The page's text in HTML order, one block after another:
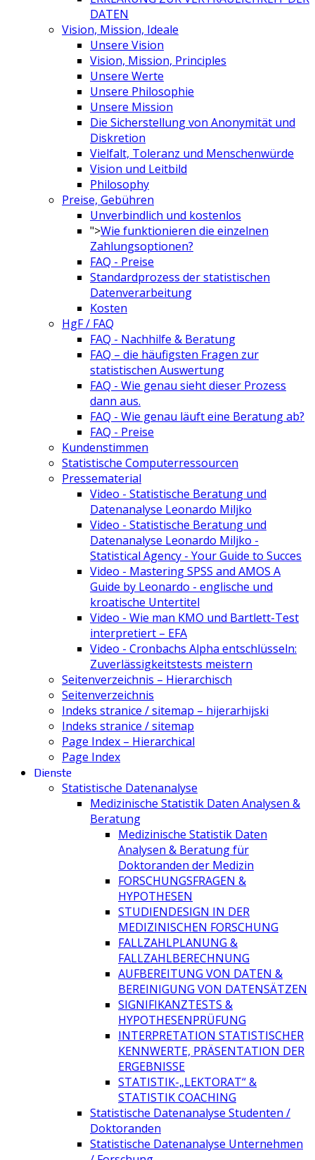
DATEN
Vision, Mission, Ideale
Unsere Vision
Vision, Mission, Principles
Unsere Werte
Unsere Philosophie
Unsere Mission
Die Sicherstellung von Anonymität und
Diskretion
Vielfalt, Toleranz und Menschenwürde
Vision und Leitbild
Philosophy
Preise, Gebühren
Unverbindlich und kostenlos
">Wie funktionieren die einzelnen
Zahlungsoptionen?
FAQ - Preise
Standardprozess der statistischen
Datenverarbeitung
Kosten
HgF / FAQ
FAQ - Nachhilfe & Beratung
FAQ – die häufigsten Fragen zur
statistischen Auswertung
FAQ - Wie genau sieht dieser Prozess
dann aus.
FAQ - Wie genau läuft eine Beratung ab?
FAQ - Preise
Kundenstimmen
Statistische Computerressourcen
Pressematerial
Video - Statistische Beratung und
Datenanalyse Leonardo Miljko
Video - Statistische Beratung und
Datenanalyse Leonardo Miljko -
Statistical Agency - Your Guide to Succes
Video - Mastering SPSS and AMOS A
Guide by Leonardo - englische und
kroatische Untertitel
Video - Wie man KMO und Bartlett-Test
interpretiert – EFA
Video - Cronbachs Alpha entschlüsseln:
Zuverlässigkeitstests meistern
Seitenverzeichnis – Hierarchisch
Seitenverzeichnis
Indeks stranice / sitemap – hijerarhijski
Indeks stranice / sitemap
Page Index – Hierarchical
Page Index
Dienste
Statistische Datenanalyse
Medizinische Statistik Daten Analysen &
Beratung
Medizinische Statistik Daten
Analysen & Beratung für
Doktoranden der Medizin
FORSCHUNGSFRAGEN &
HYPOTHESEN
STUDIENDESIGN IN DER
MEDIZINISCHEN FORSCHUNG
FALLZAHLPLANUNG &
FALLZAHLBERECHNUNG
AUFBEREITUNG VON DATEN &
BEREINIGUNG VON DATENSÄTZEN
SIGNIFIKANZTESTS &
HYPOTHESENPRÜFUNG
INTERPRETATION STATISTISCHER
KENNWERTE, PRÄSENTATION DER
ERGEBNISSE
STATISTIK-„LEKTORAT“ &
STATISTIK COACHING
Statistische Datenanalyse Studenten /
Doktoranden
Statistische Datenanalyse Unternehmen